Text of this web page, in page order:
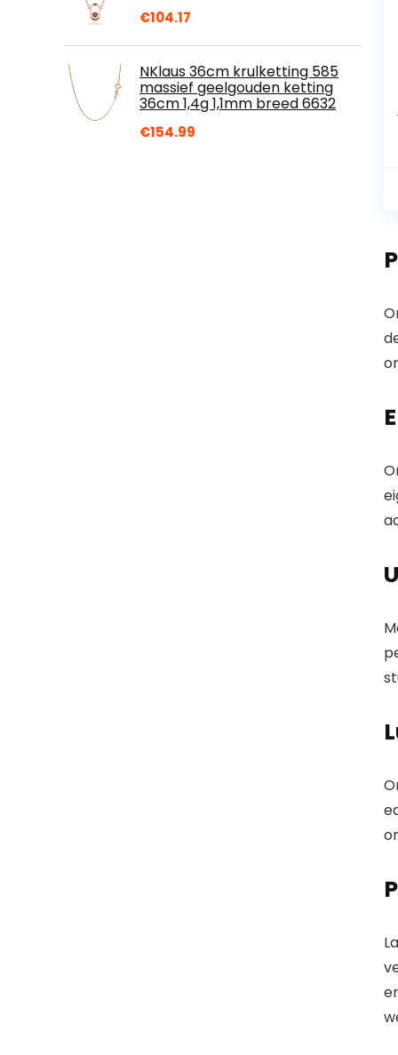
€104.17
NKlaus 36cm krulketting 585
massief geelgouden ketting
36cm 1,4g 1,1mm breed 6632
€154.99